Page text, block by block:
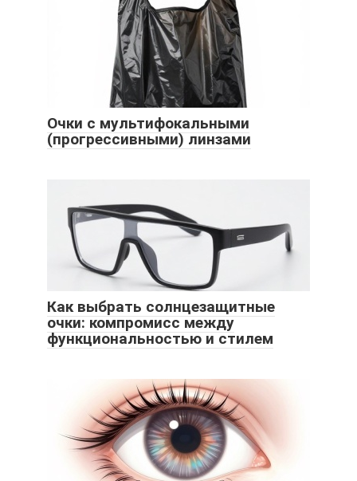
Очки с мультифокальными
(прогрессивными) линзами
Как выбрать солнцезащитные
очки: компромисс между
функциональностью и стилем